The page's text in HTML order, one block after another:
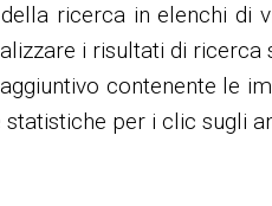
ricerca in elenchi
i risultati di ricerca
contenente le
per i clic sugli